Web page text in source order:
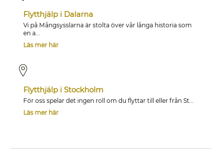
Flytthjälp i Dalarna
Vi på Mångsysslarna är stolta över vår långa historia som
en a...
Läs mer här
Flytthjälp i Stockholm
För oss spelar det ingen roll om du flyttar till eller från St...
Läs mer här